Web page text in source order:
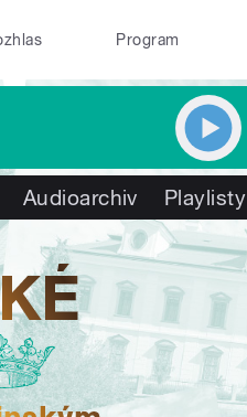
Program
Audioarchiv Playlisty